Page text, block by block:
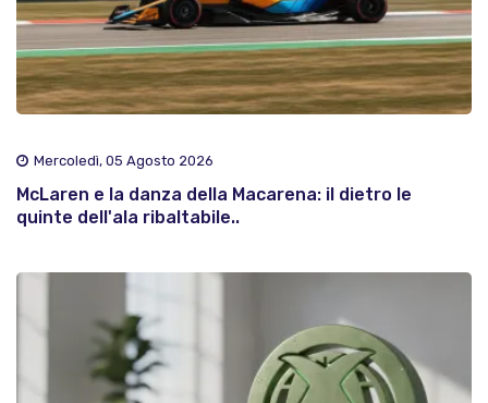
Mercoledì, 05 Agosto 2026
McLaren e la danza della Macarena: il dietro le
quinte dell'ala ribaltabile..